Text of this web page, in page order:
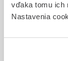
vďaka tomu ich
Nastavenia
Aktuality
Dotazník